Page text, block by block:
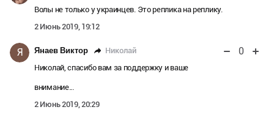
Волы не только у украинцев. Это реплика на реплику.
2 Июнь 2019, 19:12
Я Янаев Виктор Николай 0
Николай, спасибо вам за поддержку и ваше
внимание...
2 Июнь 2019, 20:29